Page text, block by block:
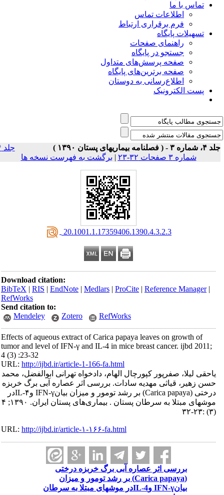
تماس با ما
اطلاعات تماس
فرم برقراری ارتباط
تسهیلات پایگاه
راهنمای صفحات
جستجو در پایگاه
صفحه پرسش‌های متداول
صفحه برترین‌های پایگاه
اطلاع‌رسانی به دوستان
پست الکترونیک
۳ - ( فصلنامه بیماریهای پستان ۱۳۹۰ )
جلد ۴
شماره ۳ صفحات ۳۲-۲۳
|برگشت به فهرست نسخه ها
‎ 20.1001.1.17359406.1390.4.3.2.3
Download citation:
BibTeX|RIS|EndNote|Medlars|ProCite|Reference Manager
RefWorks
Send citation to:
Mendeley
Zotero RefWorks
Effects of aqueous extract of Carica papaya leaves on growth of
tumor and level of IFN-γ and IL-4 in mice breast cancer. ijbd 2011;
4 (3) :23-32
URL:http://ijbd.ir/article-1-166-fa.html
یاحقی لیلا، صفرپور کپورچال الهام، دادخواه تهرانی ابوالفضل، محمد
حسن زهیر، قیاثی مهدیه سادات. بررسی اثر عصاره آبی برگ خربزه
درختی (Carica papaya) بر رشد تومور و میزان بیانIFN-γ وIL-۴در
موشهای مبتلا به سرطان پستان . بیماری‌های پستان ایران. ۱۳۹۰; ۴
URL:http://ijbd.ir/article-۱-۱۶۶-fa.html
بررسی اثر عصاره آبی برگ خربزه درختی
(Carica papaya) بر رشد تومور و میزان
بیانIFN-γ وIL-4در موشهای مبتلا به سرطان